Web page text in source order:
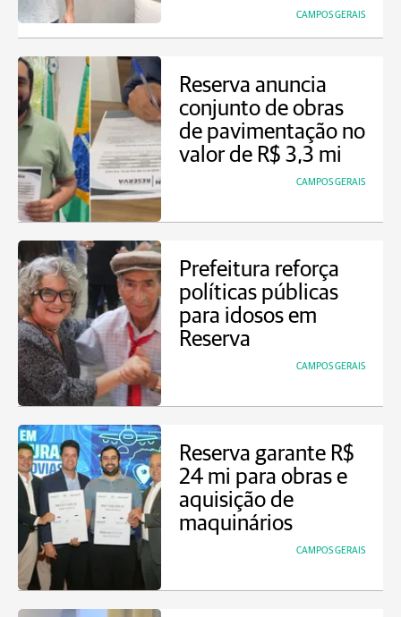
CAMPOS GERAIS
Reserva anuncia
conjunto de obras
de pavimentação no
valor de R$ 3,3 mi
CAMPOS GERAIS
Prefeitura reforça
políticas públicas
para idosos em
Reserva
CAMPOS GERAIS
Reserva garante R$
24 mi para obras e
aquisição de
maquinários
CAMPOS GERAIS